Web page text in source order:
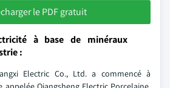
le PDF gratuit
à base de minéraux
:
Electric Co., Ltd. a commencé à